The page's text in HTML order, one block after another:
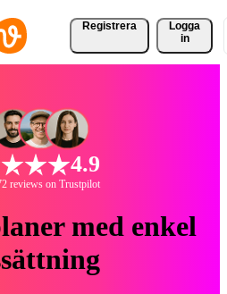
Registrera
Logga
in
4.9
reviews on Trustpilot
med enkel